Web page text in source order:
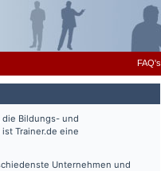
FAQ's
Bildungs- und
ist Trainer.de eine
Unternehmen und